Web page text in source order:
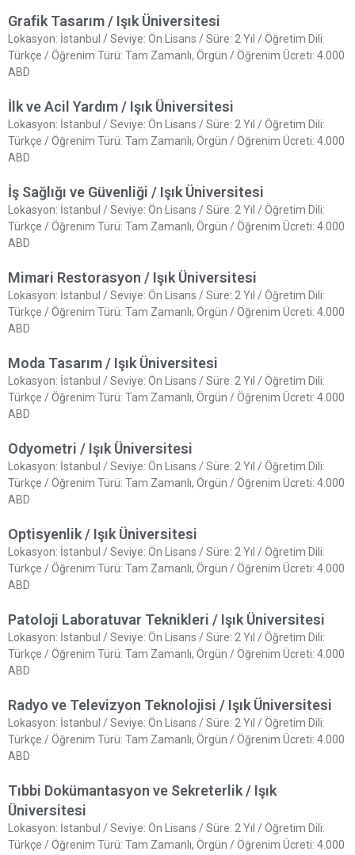
Grafik Tasarım / Işık Üniversitesi
Lokasyon: İstanbul / Seviye: Ön Lisans / Süre: 2 Yıl / Öğretim Dili:
Türkçe / Öğrenim Türü: Tam Zamanlı, Örgün / Öğrenim Ücreti: 4.000
ABD
İlk ve Acil Yardım / Işık Üniversitesi
Lokasyon: İstanbul / Seviye: Ön Lisans / Süre: 2 Yıl / Öğretim Dili:
Türkçe / Öğrenim Türü: Tam Zamanlı, Örgün / Öğrenim Ücreti: 4.000
ABD
İş Sağlığı ve Güvenliği / Işık Üniversitesi
Lokasyon: İstanbul / Seviye: Ön Lisans / Süre: 2 Yıl / Öğretim Dili:
Türkçe / Öğrenim Türü: Tam Zamanlı, Örgün / Öğrenim Ücreti: 4.000
ABD
Mimari Restorasyon / Işık Üniversitesi
Lokasyon: İstanbul / Seviye: Ön Lisans / Süre: 2 Yıl / Öğretim Dili:
Türkçe / Öğrenim Türü: Tam Zamanlı, Örgün / Öğrenim Ücreti: 4.000
ABD
Moda Tasarım / Işık Üniversitesi
Lokasyon: İstanbul / Seviye: Ön Lisans / Süre: 2 Yıl / Öğretim Dili:
Türkçe / Öğrenim Türü: Tam Zamanlı, Örgün / Öğrenim Ücreti: 4.000
ABD
Odyometri / Işık Üniversitesi
Lokasyon: İstanbul / Seviye: Ön Lisans / Süre: 2 Yıl / Öğretim Dili:
Türkçe / Öğrenim Türü: Tam Zamanlı, Örgün / Öğrenim Ücreti: 4.000
ABD
Optisyenlik / Işık Üniversitesi
Lokasyon: İstanbul / Seviye: Ön Lisans / Süre: 2 Yıl / Öğretim Dili:
Türkçe / Öğrenim Türü: Tam Zamanlı, Örgün / Öğrenim Ücreti: 4.000
ABD
Patoloji Laboratuvar Teknikleri / Işık Üniversitesi
Lokasyon: İstanbul / Seviye: Ön Lisans / Süre: 2 Yıl / Öğretim Dili:
Türkçe / Öğrenim Türü: Tam Zamanlı, Örgün / Öğrenim Ücreti: 4.000
ABD
Radyo ve Televizyon Teknolojisi / Işık Üniversitesi
Lokasyon: İstanbul / Seviye: Ön Lisans / Süre: 2 Yıl / Öğretim Dili:
Türkçe / Öğrenim Türü: Tam Zamanlı, Örgün / Öğrenim Ücreti: 4.000
ABD
Tıbbi Dokümantasyon ve Sekreterlik / Işık
Üniversitesi
Lokasyon: İstanbul / Seviye: Ön Lisans / Süre: 2 Yıl / Öğretim Dili:
Türkçe / Öğrenim Türü: Tam Zamanlı, Örgün / Öğrenim Ücreti: 4.000